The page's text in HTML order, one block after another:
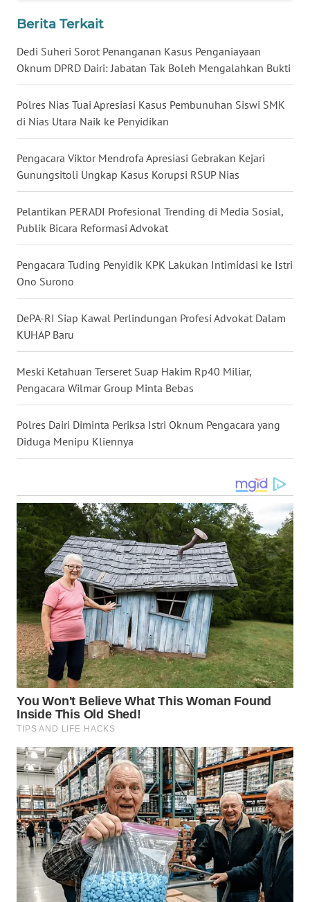
Berita Terkait
Dedi Suheri Sorot Penanganan Kasus Penganiayaan
Oknum DPRD Dairi: Jabatan Tak Boleh Mengalahkan Bukti
Polres Nias Tuai Apresiasi Kasus Pembunuhan Siswi SMK
di Nias Utara Naik ke Penyidikan
Pengacara Viktor Mendrofa Apresiasi Gebrakan Kejari
Gunungsitoli Ungkap Kasus Korupsi RSUP Nias
Pelantikan PERADI Profesional Trending di Media Sosial,
Publik Bicara Reformasi Advokat
Pengacara Tuding Penyidik KPK Lakukan Intimidasi ke Istri
Ono Surono
DePA-RI Siap Kawal Perlindungan Profesi Advokat Dalam
KUHAP Baru
Meski Ketahuan Terseret Suap Hakim Rp40 Miliar,
Pengacara Wilmar Group Minta Bebas
Polres Dairi Diminta Periksa Istri Oknum Pengacara yang
Diduga Menipu Kliennya
KALTENG
WN
KALTARA
WN
WN
WN
MALUKU
WN
MALUT
WN
DAIRI
WN
DANAU
TOBA
WN
NIAS
WN
LANGKAT
WN
TAPANULI
SELATAN
WN
TANJUNG
LESUNG
WN
KARO